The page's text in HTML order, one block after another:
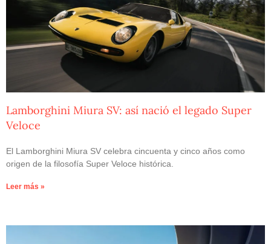
Lamborghini Miura SV: así nació el legado Super
Veloce
El Lamborghini Miura SV celebra cincuenta y cinco años como
origen de la filosofía Super Veloce histórica.
Leer más »